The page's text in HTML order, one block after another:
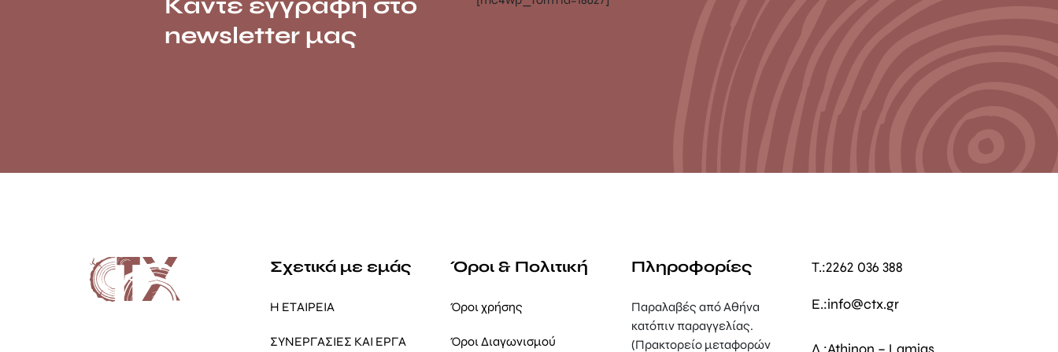
newsletter μας
Σχετικά με εμάς
Η ΕΤΑΙΡΕΙΑ
ΣΥΝΕΡΓΑΣΙΕΣ ΚΑΙ ΕΡΓΑ
Όροι & Πολιτική
Όροι χρήσης
Όροι Διαγωνισμού
Πληροφορίες
Παραλαβές από Αθήνα
κατόπιν παραγγελίας.
(Πρακτορείο μεταφορών
T.:2262 036 388
E.:info@ctx.gr
Δ.:Athinon – Lamias